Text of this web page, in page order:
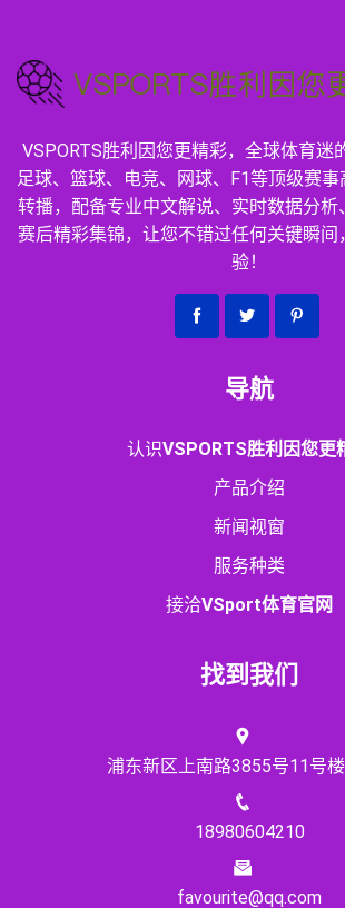
VSPORTS胜利因您更精彩，全球体育迷
足球、篮球、电竞、网球、F1等顶级赛
转播，配备专业中文解说、实时数据分析
赛后精彩集锦，让您不错过任何关键瞬间
验！
导航
认识VSPORTS胜利因您更
产品介绍
新闻视窗
服务种类
接洽VSport体育官网
找到我们
浦东新区上南路3855号11号
18980604210
favourite@qq.com